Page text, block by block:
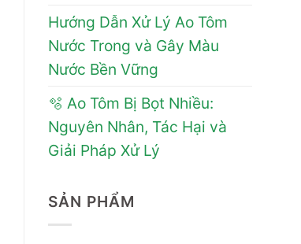
Hướng Dẫn Xử Lý Ao Tôm
Nước Trong và Gây Màu
Nước Bền Vững
🫧 Ao Tôm Bị Bọt Nhiều:
Nguyên Nhân, Tác Hại và
Giải Pháp Xử Lý
SẢN PHẨM